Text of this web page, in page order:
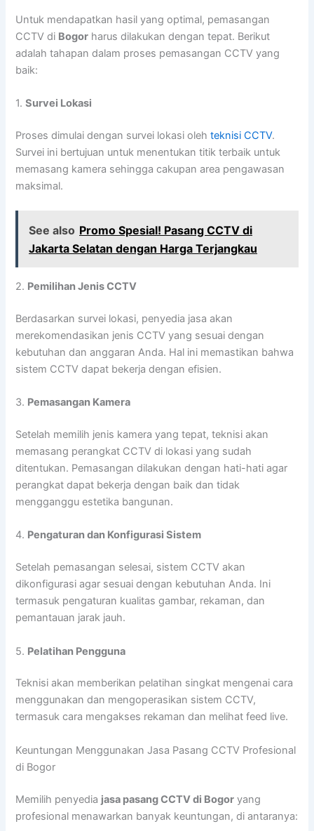
Untuk mendapatkan hasil yang optimal, pemasangan
CCTV di Bogor harus dilakukan dengan tepat. Berikut
adalah tahapan dalam proses pemasangan CCTV yang
baik:
1.Survei Lokasi
Proses dimulai dengan survei lokasi olehteknisi CCTV.
Survei ini bertujuan untuk menentukan titik terbaik untuk
memasang kamera sehingga cakupan area pengawasan
maksimal.
See also Promo Spesial! Pasang CCTV di
Jakarta Selatan dengan Harga Terjangkau
2. Pemilihan Jenis CCTV
Berdasarkan survei lokasi, penyedia jasa akan
merekomendasikan jenis CCTV yang sesuai dengan
kebutuhan dan anggaran Anda. Hal ini memastikan bahwa
sistem CCTV dapat bekerja dengan efisien.
3. Pemasangan Kamera
Setelah memilih jenis kamera yang tepat, teknisi akan
memasang perangkat CCTV di lokasi yang sudah
ditentukan. Pemasangan dilakukan dengan hati-hati agar
perangkat dapat bekerja dengan baik dan tidak
mengganggu estetika bangunan.
4. Pengaturan dan Konfigurasi Sistem
Setelah pemasangan selesai, sistem CCTV akan
dikonfigurasi agar sesuai dengan kebutuhan Anda. Ini
termasuk pengaturan kualitas gambar, rekaman, dan
pemantauan jarak jauh.
5. Pelatihan Pengguna
Teknisi akan memberikan pelatihan singkat mengenai cara
menggunakan dan mengoperasikan sistem CCTV,
termasuk cara mengakses rekaman dan melihat feed live.
Keuntungan Menggunakan Jasa Pasang CCTV Profesional
di Bogor
Memilih penyedia jasa pasang CCTV di Bogor yang
profesional menawarkan banyak keuntungan, di antaranya: